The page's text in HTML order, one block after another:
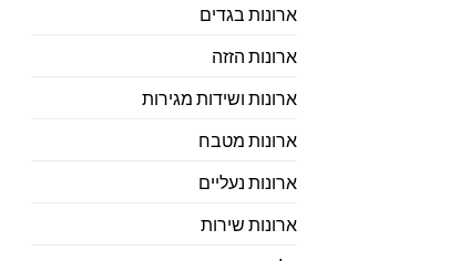
ארונות בגדים
ארונות הזזה
ארונות ושידות מגירות
ארונות מטבח
ארונות נעליים
ארונות שירות